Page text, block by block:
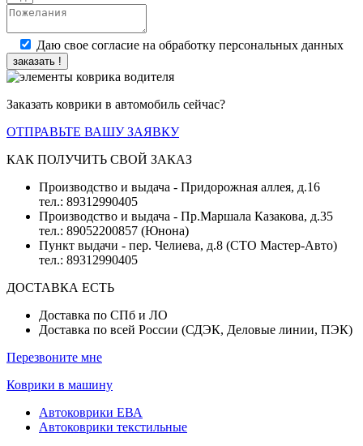
Даю свое согласие на обработку персональных данных
заказать !
Заказать коврики в автомобиль сейчас?
ОТПРАВЬТЕ ВАШУ ЗАЯВКУ
КАК ПОЛУЧИТЬ СВОЙ ЗАКАЗ
Производство и выдача - Придорожная аллея, д.16
тел.: 89312990405
Производство и выдача - Пр.Маршала Казакова, д.35
тел.: 89052200857 (Юнона)
Пункт выдачи - пер. Челиева, д.8 (СТО Мастер-Авто)
тел.: 89312990405
ДОСТАВКА ЕСТЬ
Доставка по СПб и ЛО
Доставка по всей России (СДЭК, Деловые линии, ПЭК)
Перезвоните мне
Коврики в машину
Автоковрики ЕВА
Автоковрики текстильные